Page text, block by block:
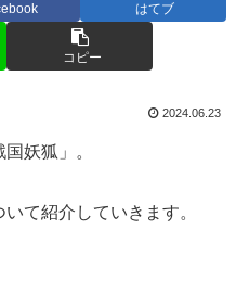
はてブ
コピー
2024.06.23
妖狐」。
て紹介していきます。